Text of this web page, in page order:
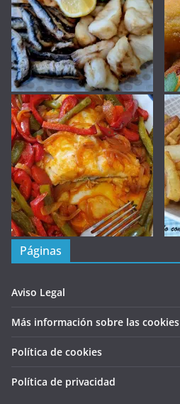
Páginas
Aviso Legal
Más información sobre las cookies
Política de cookies
Política de privacidad